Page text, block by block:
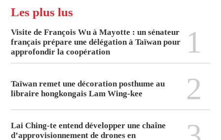
Les plus lus
Visite de François Wu à Mayotte : un sénateur
français prépare une délégation à Taïwan pour
approfondir la coopération
1
Taïwan remet une décoration posthume au
libraire hongkongais Lam Wing-kee
2
Lai Ching-te entend développer une chaîne
d’approvisionnement de drones en